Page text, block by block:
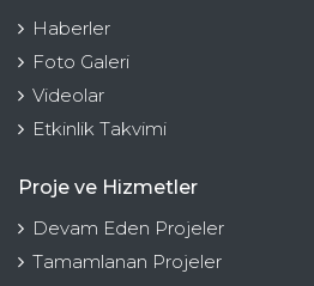
Haberler
Foto Galeri
Videolar
Etkinlik Takvimi
Proje ve Hizmetler
Devam Eden Projeler
Tamamlanan Projeler